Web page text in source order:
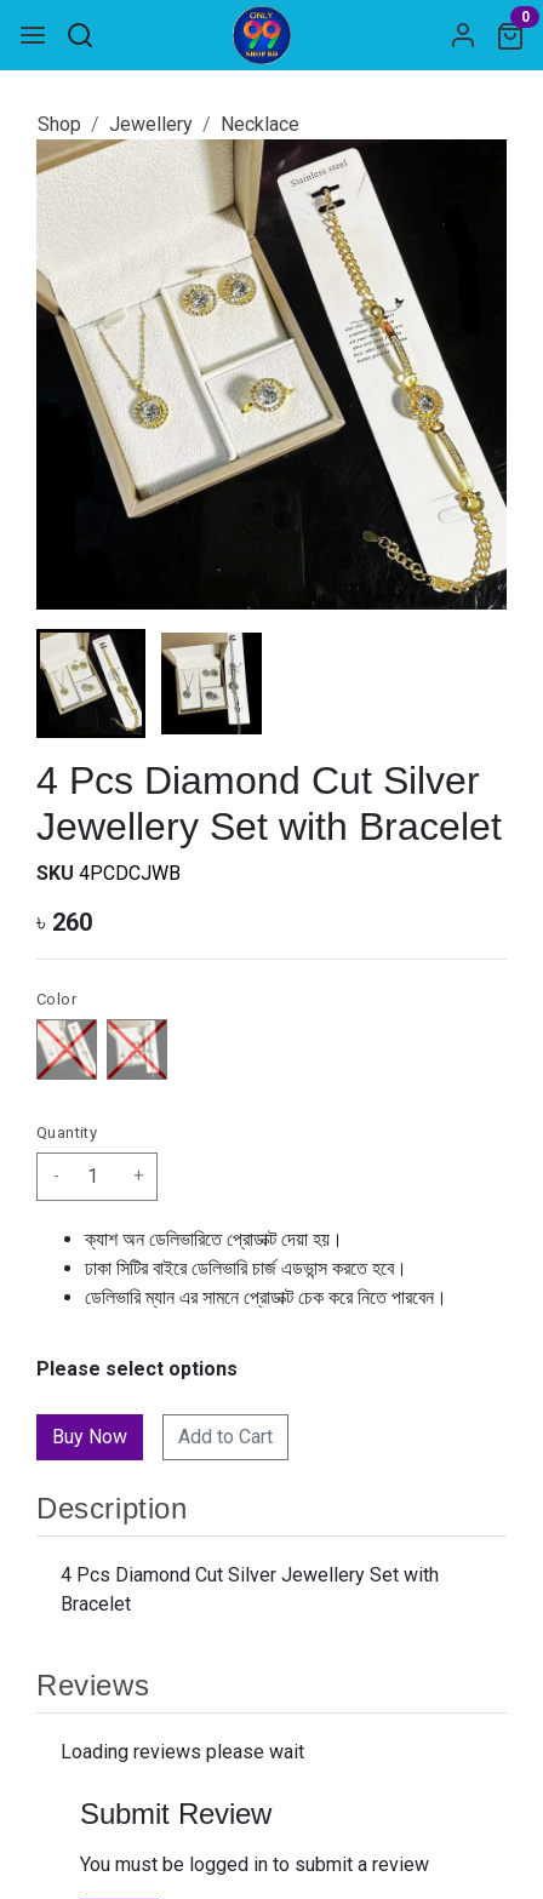
0
Shop Jewellery Necklace
4 Pcs Diamond Cut Silver
Jewellery Set with Bracelet
SKU 4PCDCJWB
৳ 260
Color
Quantity
- +
ক্যাশ অন ডেলিভারিতে প্রোডাক্ট দেয়া হয়।
ঢাকা সিটির বাইরে ডেলিভারি চার্জ এডভান্স করতে হবে।
ডেলিভারি ম্যান এর সামনে প্রোডাক্ট চেক করে নিতে পারবেন।
Please select options
Add to Cart
Description
4 Pcs Diamond Cut Silver Jewellery Set with
Bracelet
Reviews
Loading reviews please wait
Submit Review
You must be logged in to submit a review